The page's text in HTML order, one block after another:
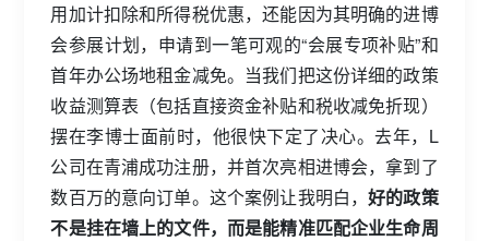
用加计扣除和所得税优惠，还能因为其明确的进博
会参展计划，申请到一笔可观的“会展专项补贴”和
首年办公场地租金减免。当我们把这份详细的政策
收益测算表（包括直接资金补贴和税收减免折现）
摆在李博士面前时，他很快下定了决心。去年，L
公司在青浦成功注册，并首次亮相进博会，拿到了
数百万的意向订单。这个案例让我明白，好的政策
不是挂在墙上的文件，而是能精准匹配企业生命周